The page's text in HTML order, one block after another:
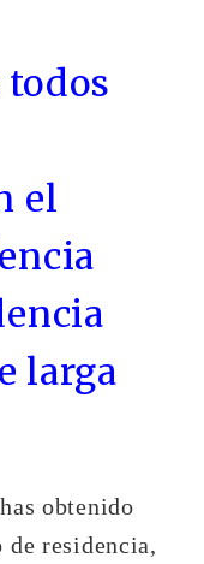
todos
el
larga
obtenido
residencia,